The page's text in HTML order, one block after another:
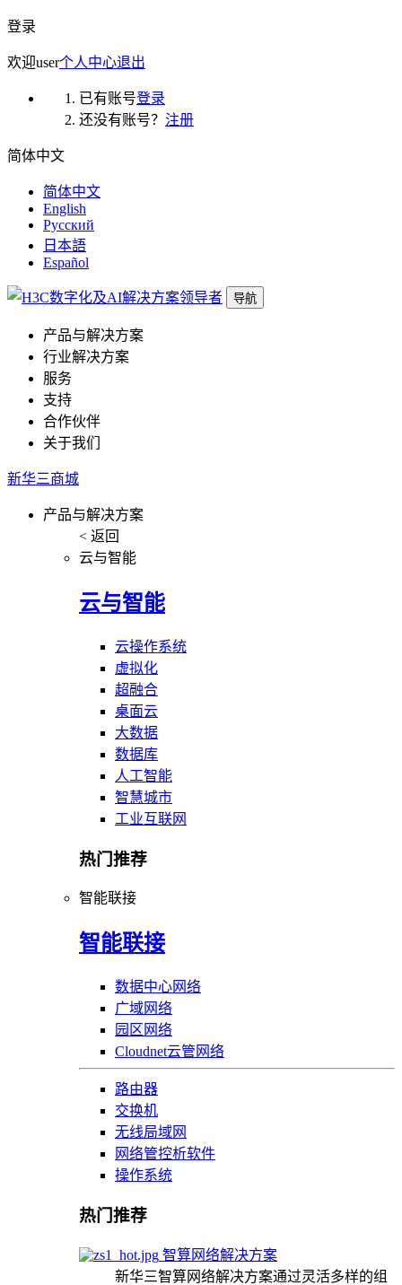
登录
欢迎user个人中心退出
已有账号登录
还没有账号？ 注册
简体中文
简体中文
English
Русский
日本語
Español
导航
产品与解决方案
行业解决方案
服务
支持
合作伙伴
关于我们
新华三商城
产品与解决方案
< 返回
云与智能
云与智能
云操作系统
虚拟化
超融合
桌面云
大数据
数据库
人工智能
智慧城市
工业互联网
热门推荐
智能联接
智能联接
数据中心网络
广域网络
园区网络
Cloudnet云管网络
路由器
交换机
无线局域网
网络管控析软件
操作系统
热门推荐
智算网络解决方案
新华三智算网络解决方案通过灵活多样的组